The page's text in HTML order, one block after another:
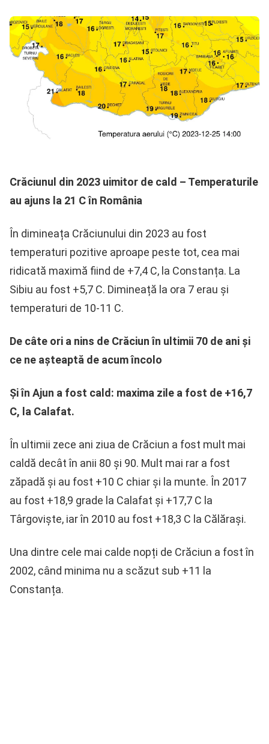
Crăciunul din 2023 uimitor de cald – Temperaturile
au ajuns la 21 C în România
În dimineața Crăciunului din 2023 au fost
temperaturi pozitive aproape peste tot, cea mai
ridicată maximă fiind de +7,4 C, la Constanța. La
Sibiu au fost +5,7 C. Dimineață la ora 7 erau și
temperaturi de 10-11 C.
De câte ori a nins de Crăciun în ultimii 70 de ani și
ce ne așteaptă de acum încolo
Și în Ajun a fost cald: maxima zile a fost de +16,7
C, la Calafat.
În ultimii zece ani ziua de Crăciun a fost mult mai
caldă decât în anii 80 și 90. Mult mai rar a fost
zăpadă și au fost +10 C chiar și la munte. În 2017
au fost +18,9 grade la Calafat și +17,7 C la
Târgoviște, iar în 2010 au fost +18,3 C la Călărași.
Una dintre cele mai calde nopți de Crăciun a fost în
2002, când minima nu a scăzut sub +11 la
Constanța.